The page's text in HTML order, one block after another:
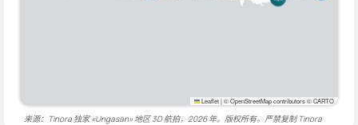
Leaflet|© OpenStreetMap contributors © CARTO
来源：Tinora 独家 «Ungasan» 地区 3D 航拍，2026 年。版权所有。严禁复制Tinora